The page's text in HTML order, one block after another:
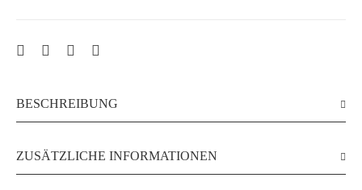
BESCHREIBUNG
ZUSÄTZLICHE INFORMATIONEN